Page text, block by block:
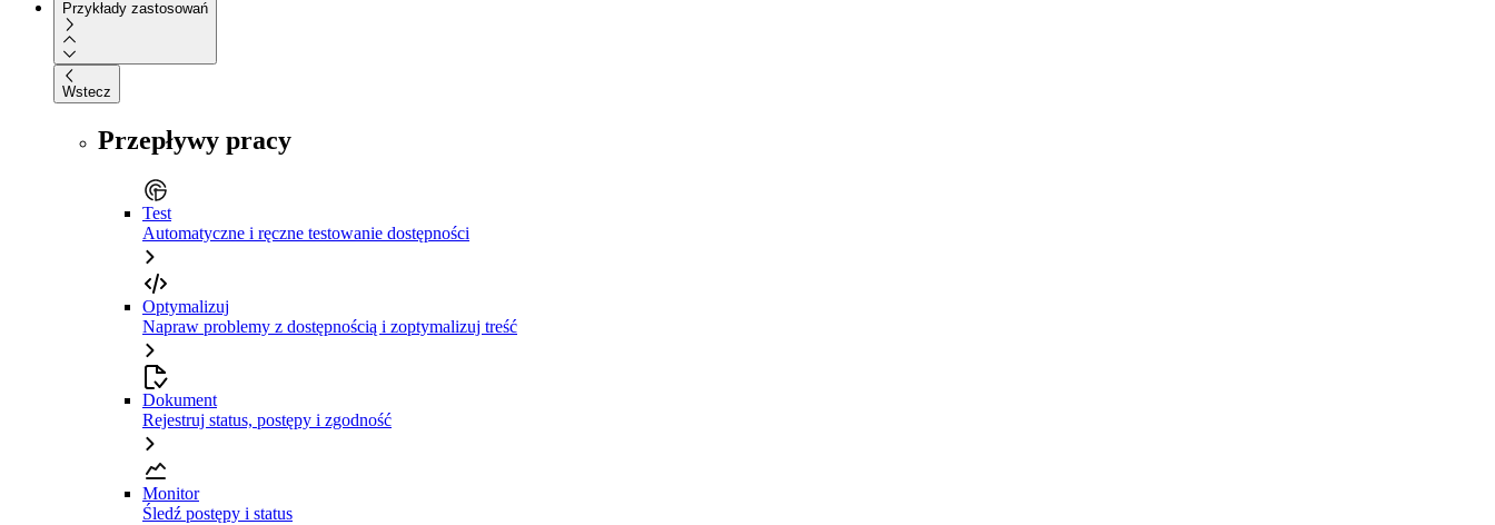
Przykłady zastosowań
Wstecz
Przepływy pracy
Test
Automatyczne i ręczne testowanie dostępności
Optymalizuj
Napraw problemy z dostępnością i zoptymalizuj treść
Dokument
Rejestruj status, postępy i zgodność
Monitor
Śledź postępy i status